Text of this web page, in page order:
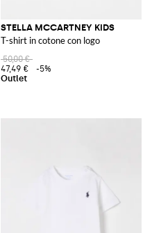
STELLA MCCARTNEY KIDS
T-shirt in cotone con logo
50,00 €
47,49 €
-5%